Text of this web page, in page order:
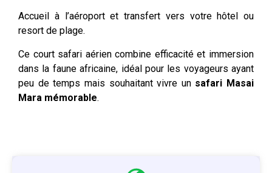
Accueil à l’aéroport et transfert vers votre hôtel ou
resort de plage.
Ce court safari aérien combine efficacité et immersion
dans la faune africaine, idéal pour les voyageurs ayant
peu de temps mais souhaitant vivre un safari Masai
Mara mémorable.